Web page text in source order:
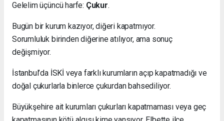
Gelelim üçüncü harfe: Çukur.
Bugün bir kurum kazıyor, diğeri kapatmıyor.
Sorumluluk birinden diğerine atılıyor, ama sonuç
değişmiyor.
İstanbul’da İSKİ veya farklı kurumların açıp kapatmadığı ve
doğal çukurlarla binlerce çukurdan bahsediliyor.
Büyükşehire ait kurumları çukurları kapatmaması veya geç